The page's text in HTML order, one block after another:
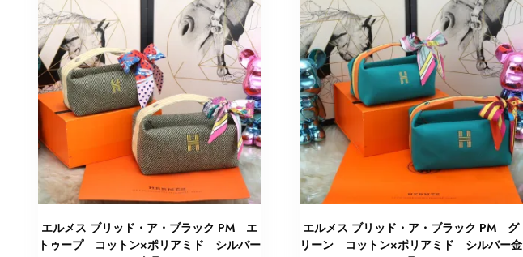
エルメス ブリッド・ア・ブラック PM エ
トゥープ コットン×ポリアミド シルバー
エルメス ブリッド・ア・ブラック PM グ
リーン コットン×ポリアミド シルバー金